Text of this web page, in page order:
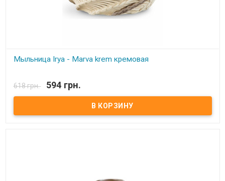
Мыльница Irya - Marva krem кремовая
Состав: полирезин (устойчив к падению) Упаковка: картонная
коробка с пенопластом. Производитель: Irya, Турция
618 грн. 594 грн.